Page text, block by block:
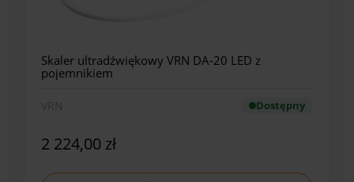
Skaler ultradźwiękowy VRN DA-20 LED z
pojemnikiem
Dostępny
2 224,00 zł